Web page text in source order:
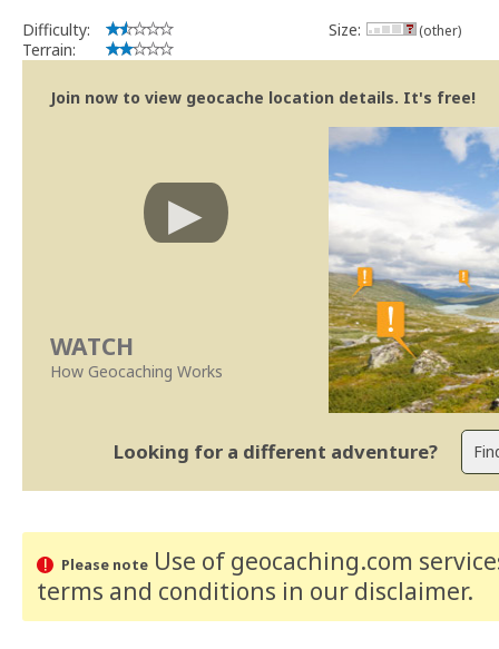
Difficulty:
Terrain:
Size: (other)
Join now to view geocache location details. It's free!
WATCH
How Geocaching Works
Looking for a different adventure?
Please noteUse of geocaching.com
terms and conditions in our disclaimer.